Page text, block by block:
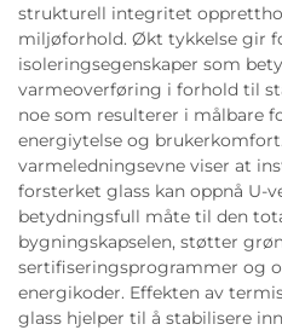
strukturell integritet
miljøforhold. Økt tykkelse gir
isoleringsegenskaper som
varmeoverføring i forhold til
noe som resulterer i målbare
energiytelse og
varmeledningsevne viser at
forsterket glass kan oppnå U-
betydningsfull måte til den
bygningskapselen, støtter
sertifiseringsprogrammer og
energikoder. Effekten av
glass hjelper til å stabilisere